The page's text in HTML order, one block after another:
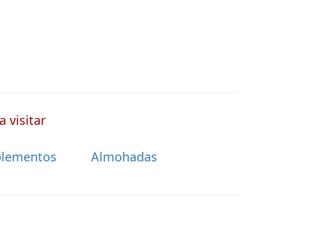
visitar
Almohadas